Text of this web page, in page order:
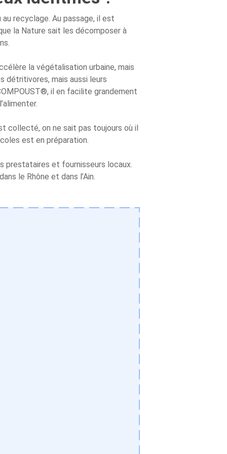
recyclage. Au passage, il est
la Nature sait les décomposer à
la végétalisation urbaine, mais
détritivores, mais aussi leurs
il en facilite grandement
collecté, on ne sait pas toujours où il
est en préparation.
prestataires et fournisseurs locaux.
le Rhône et dans l’Ain.